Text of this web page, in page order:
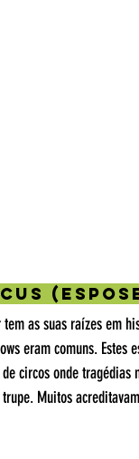
as suas raízes em
eram comuns. Estes
circos onde
Muitos